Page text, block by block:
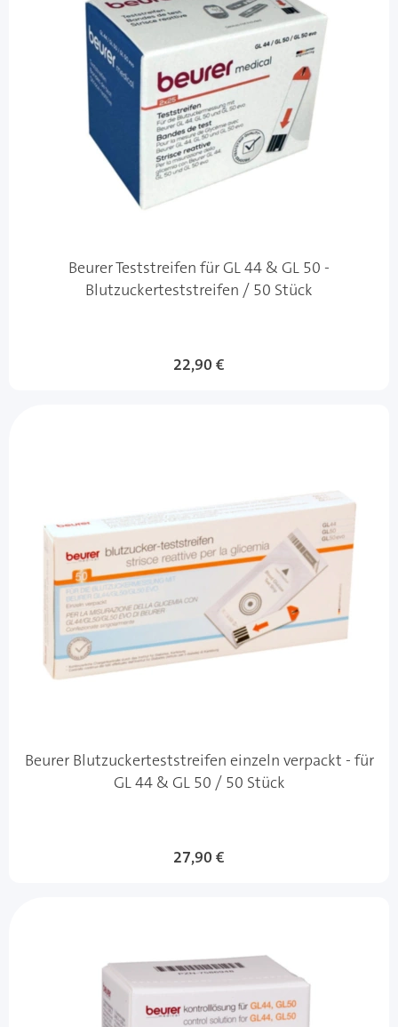
Beurer Teststreifen für GL 44 & GL 50 -
Blutzuckerteststreifen / 50 Stück
22,90 €
Beurer Blutzuckerteststreifen einzeln verpackt - für
GL 44 & GL 50 / 50 Stück
27,90 €